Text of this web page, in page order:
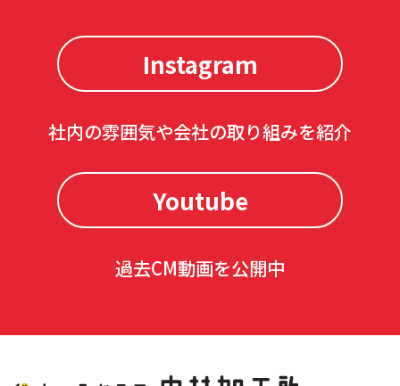
Instagram
社内の雰囲気や会社の取り組みを紹介
Youtube
過去CM動画を公開中